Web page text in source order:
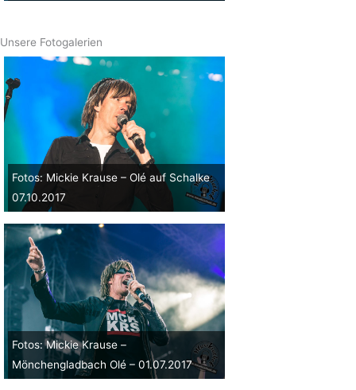
Unsere Fotogalerien
Fotos: Mickie Krause – Olé auf Schalke
07.10.2017
Fotos: Mickie Krause –
Mönchengladbach Olé – 01.07.2017